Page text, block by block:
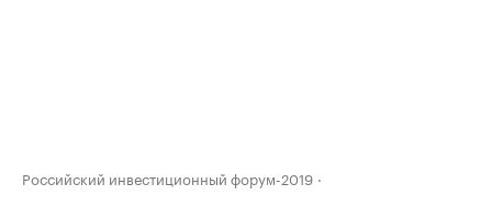
Российский инвестиционный форум-2019